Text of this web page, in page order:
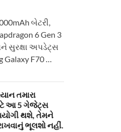
બેટરી,
6 Gen 3
સુરક્ષા અપડેટ્સ
F70 …
તમારા
આ 5 ગેજેટ્સ
થશે, તેમને
ભૂલશો નહીં.